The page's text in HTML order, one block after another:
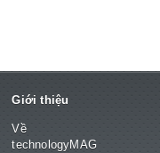
Giới thiệu
Về
technologyMAG